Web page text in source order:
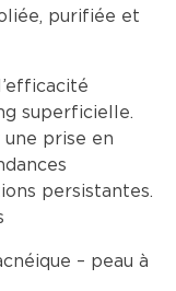
purifiée et
superficielle.
une prise en
persistantes.
– peau à